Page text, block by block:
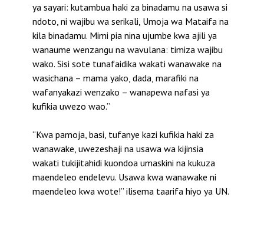
ya sayari: kutambua haki za binadamu na usawa si
ndoto, ni wajibu wa serikali, Umoja wa Mataifa na
kila binadamu. Mimi pia nina ujumbe kwa ajili ya
wanaume wenzangu na wavulana: timiza wajibu
wako. Sisi sote tunafaidika wakati wanawake na
wasichana – mama yako, dada, marafiki na
wafanyakazi wenzako – wanapewa nafasi ya
kufikia uwezo wao.”
“Kwa pamoja, basi, tufanye kazi kufikia haki za
wanawake, uwezeshaji na usawa wa kijinsia
wakati tukijitahidi kuondoa umaskini na kukuza
maendeleo endelevu. Usawa kwa wanawake ni
maendeleo kwa wote!” ilisema taarifa hiyo ya UN.